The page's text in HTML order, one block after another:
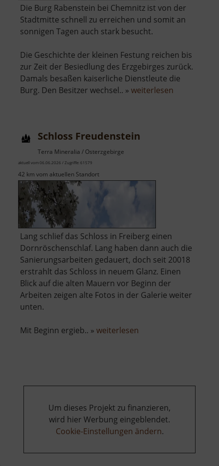
Die Burg Rabenstein bei Chemnitz ist von der
Stadtmitte schnell zu erreichen und somit an
sonnigen Tagen auch stark besucht.
Die Geschichte der kleinen Festung reichen bis
zur Zeit der Besiedlung des Erzgebirges zurück.
Damals besaßen kaiserliche Dienstleute die
Burg. Den Besitzer wechsel.. » weiterlesen
Schloss Freudenstein
Terra Mineralia / Osterzgebirge
aktuell vom 06.06.2026 / Zugriffe: 61579
42 km vom aktuellen Standort
Lang schlief das Schloss in Freiberg einen
Dornröschenschlaf. Lang haben dann auch die
Sanierungsarbeiten gedauert, doch seit 20018
erstrahlt das Schloss in neuem Glanz. Einen
Blick auf die alten Mauern vor Beginn der
Arbeiten zeigen alte Fotos in der Galerie weiter
unten.
Mit Beginn ergieb.. » weiterlesen
Um dieses Projekt zu finanzieren,
wird hier Werbung eingeblendet.
Cookie-Einstellungen ändern.